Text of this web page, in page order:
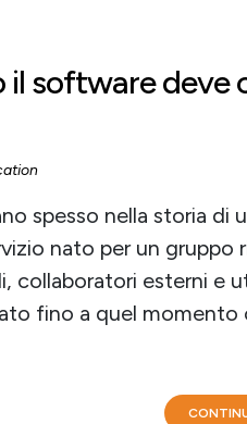
software deve
spesso nella storia di
nato per un gruppo
collaboratori esterni e
fino a quel momento